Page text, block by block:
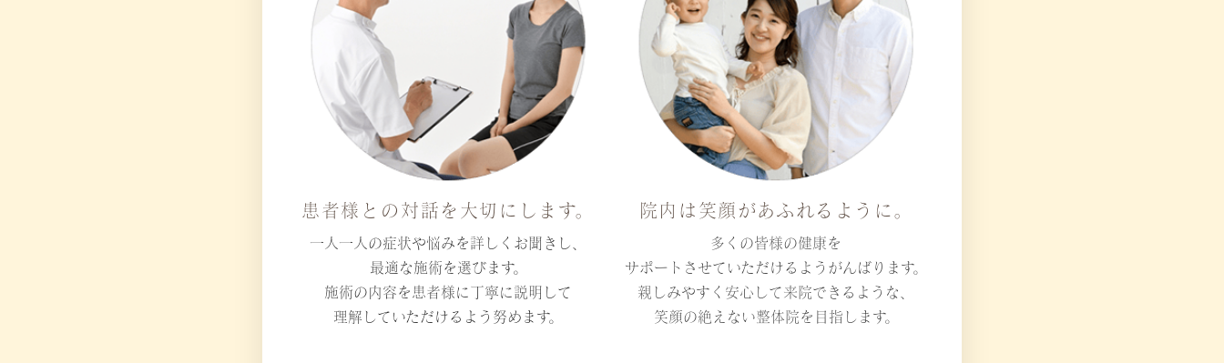
患者様との対話を大切にします。
一人一人の症状や悩みを詳しくお聞きし、
最適な施術を選びます。
施術の内容を患者様に丁寧に説明して
理解していただけるよう努めます。
院内は笑顔があふれるように。
多くの皆様の健康を
サポートさせていただけるようがんばります。
親しみやすく安心して来院できるような、
笑顔の絶えない整体院を目指します。